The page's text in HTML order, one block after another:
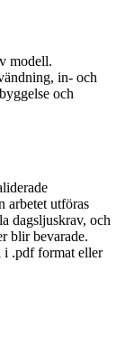
modell.
in- och
och
arbetet utföras
dagsljuskrav, och
blir bevarade.
i .pdf format eller